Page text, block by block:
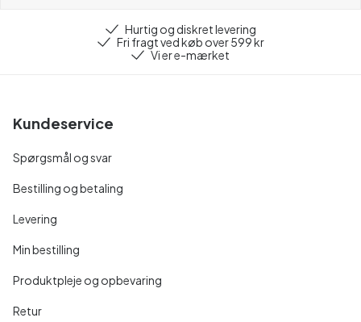
Hurtig og diskret levering
Fri fragt ved køb over 599 kr
Vi er e-mærket
Kundeservice
Spørgsmål og svar
Bestilling og betaling
Levering
Min bestilling
Produktpleje og opbevaring
Retur